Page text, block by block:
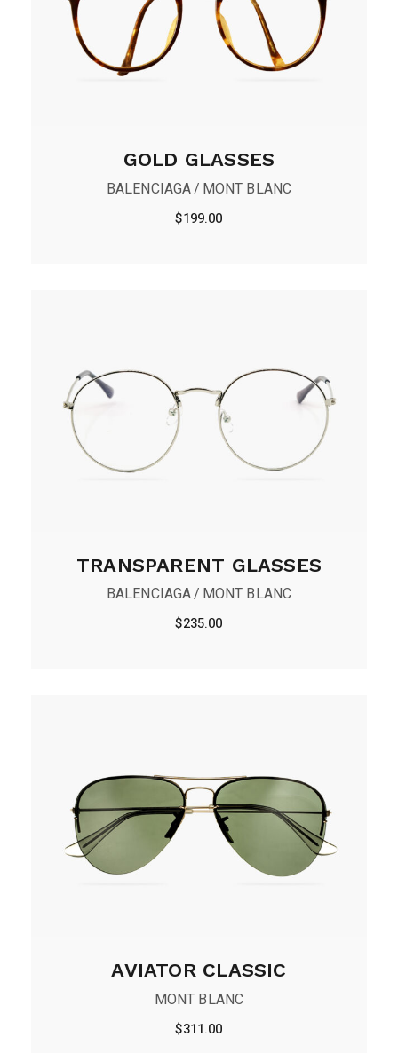
GOLD GLASSES
BALENCIAGA MONT BLANC
$199.00
TRANSPARENT GLASSES
BALENCIAGA MONT BLANC
$235.00
AVIATOR CLASSIC
MONT BLANC
$311.00